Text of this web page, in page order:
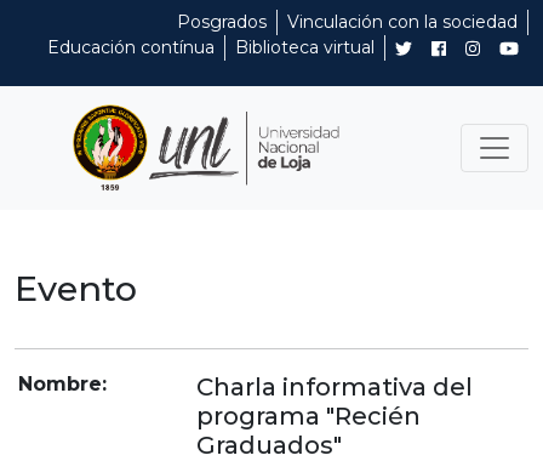
Posgrados
Vinculación con la sociedad
Educación contínua
Biblioteca virtual
Evento
Nombre:
Charla informativa del
programa "Recién
Graduados"